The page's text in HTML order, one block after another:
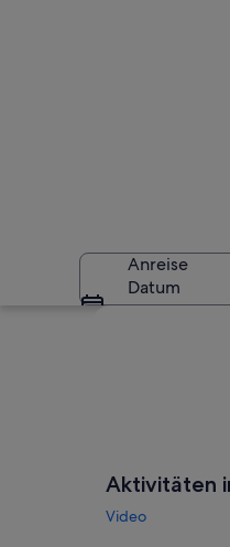
Anreise
Datum
Aktivitäten
Video